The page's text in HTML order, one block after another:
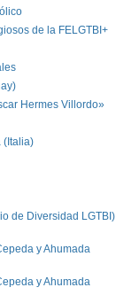
de la FELGTBI+
Hermes Villordo»
(Italia)
de Diversidad LGTBI)
y Ahumada
y Ahumada